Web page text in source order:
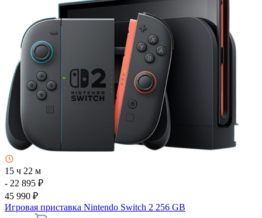
15 ч 22 м
- 22 895 ₽
45 990 ₽
Игровая приставка Nintendo Switch 2 256 GB